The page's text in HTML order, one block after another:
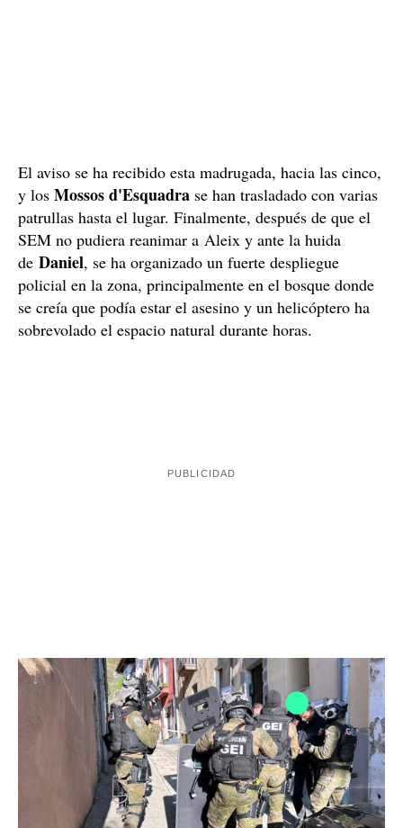
El aviso se ha recibido esta madrugada, hacia las cinco,
y los Mossos d'Esquadra se han trasladado con varias
patrullas hasta el lugar. Finalmente, después de que el
SEM no pudiera reanimar a Aleix y ante la huida
de Daniel, se ha organizado un fuerte despliegue
policial en la zona, principalmente en el bosque donde
se creía que podía estar el asesino y un helicóptero ha
sobrevolado el espacio natural durante horas.